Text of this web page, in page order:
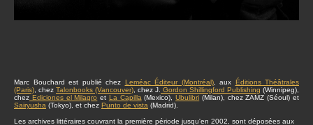
Marc Bouchard est publié chez Leméac Éditeur (Montréal), aux Éditions Théâtrales
(Paris) , chez Talonbooks (Vancouver) , chez J. Gordon Shillingford Publishing (Winnipeg),
chez Ediciones el Milagro et La Capilla (Mexico),Ubulibri (Milan), chez ZAMZ (Séoul) et
Sairyusha (Tokyo), et chez Punto de vista (Madrid).
Les archives littéraires couvrant la première période jusqu'en 2002, sont déposées aux